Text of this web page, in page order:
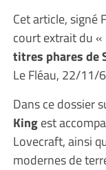
Cet article, signé
court extrait du «
titres phares de
Le Fléau, 22/11/
Dans ce dossier
Kingest
Lovecraft, ainsi
modernes de